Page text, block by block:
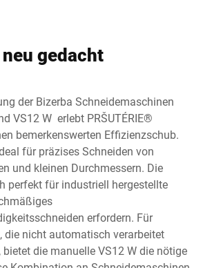
gedacht
der Bizerba Schneidemaschinen
VS12 W erlebt PRŠUTÉRIE®
bemerkenswerten Effizienzschub.
für präzises Schneiden von
und kleinen Durchmessern. Die
perfekt für industriell hergestellte
erfordern. Für
die nicht automatisch verarbeitet
bietet die manuelle VS12 W die nötige